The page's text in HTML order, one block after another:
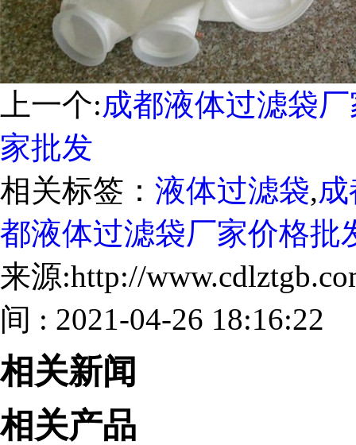
上一个:成都液体过滤袋
家批发
相关标签： 液体过滤袋,
都液体过滤袋厂家价格批
来源:http://
间 : 2021-04-26 18:16:22
相关新闻
相关产品